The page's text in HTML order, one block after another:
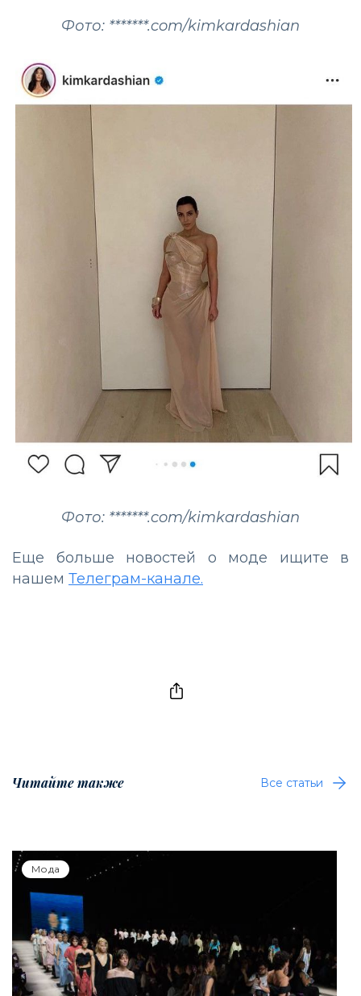
Фото: *******.com/kimkardashian
Фото: *******.com/kimkardashian
Еще больше новостей о моде ищите в
нашем Телеграм-канале.
Читайте также Все статьи